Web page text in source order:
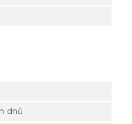
dnů